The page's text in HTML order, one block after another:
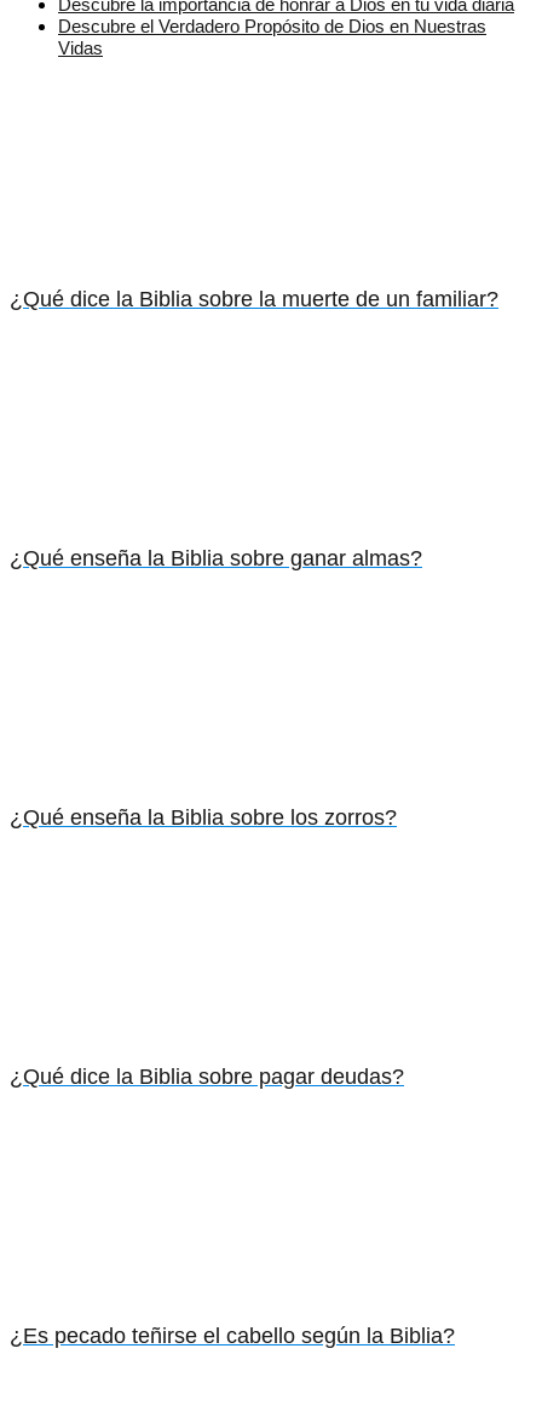
Descubre el Verdadero Propósito de Dios en Nuestras
Vidas
¿Qué dice la Biblia sobre la muerte de un familiar?
¿Qué enseña la Biblia sobre ganar almas?
¿Qué enseña la Biblia sobre los zorros?
¿Qué dice la Biblia sobre pagar deudas?
¿Es pecado teñirse el cabello según la Biblia?